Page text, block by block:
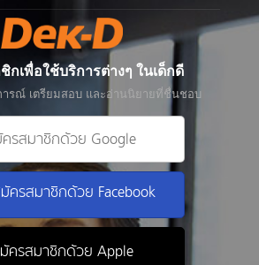
กเพื่อใช้บริการต่างๆ ในเด็กดี
ารณ์ เตรียมสอบ และอ่านนิยายที่ชื่นชอบ
รสมาชิกด้วย Google
ครสมาชิกด้วย Facebook
ครสมาชิกด้วย Apple